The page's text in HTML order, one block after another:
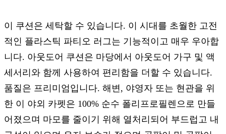
이 쿠션은 세탁할 수 있습니다. 이 시대를 초월한 고전
적인 플라스틱 파티오 러그는 기능적이고 매우 우아합
니다. 아웃도어 쿠션은 마당에서 아웃도어 가구 및 액
세서리와 함께 사용하여 편리함을 더할 수 있습니다.
품질은 프리미엄입니다. 해변, 야영자 또는 현관을 위
한 이 야외 카펫은 100% 순수 폴리프로필렌으로 만들
어졌으며 마모를 줄이기 위해 열처리되어 부드럽고 내